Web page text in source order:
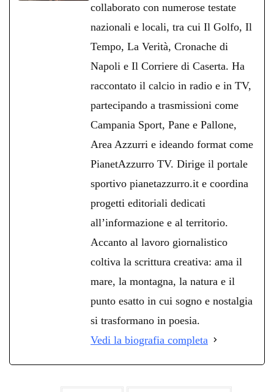
collaborato con numerose testate
nazionali e locali, tra cui Il Golfo, Il
Tempo, La Verità, Cronache di
Napoli e Il Corriere di Caserta. Ha
raccontato il calcio in radio e in TV,
partecipando a trasmissioni come
Campania Sport, Pane e Pallone,
Area Azzurri e ideando format come
PianetAzzurro TV. Dirige il portale
sportivo pianetazzurro.it e coordina
progetti editoriali dedicati
all’informazione e al territorio.
Accanto al lavoro giornalistico
coltiva la scrittura creativa: ama il
mare, la montagna, la natura e il
punto esatto in cui sogno e nostalgia
si trasformano in poesia.
Vedi la biografia completa